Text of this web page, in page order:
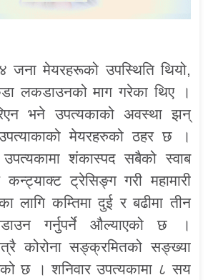
जना मेयरहरूको उपस्थिति थियो,
लकडाउनको माग गरेका थिए ।
भने उपत्यकाको अवस्था झन्
मेयरहरुको ठहर छ ।
शंकास्पद सबैको स्वाब
कन्ट्याक्ट ट्रेसिङ्ग गरी महामारी
लागि कम्तिमा दुई र बढीमा तीन
गर्नुपर्ने औल्याएको छ ।
कोरोना सङ्क्रमितको सङ्ख्या
छ । शनिवार उपत्यकामा ८ सय